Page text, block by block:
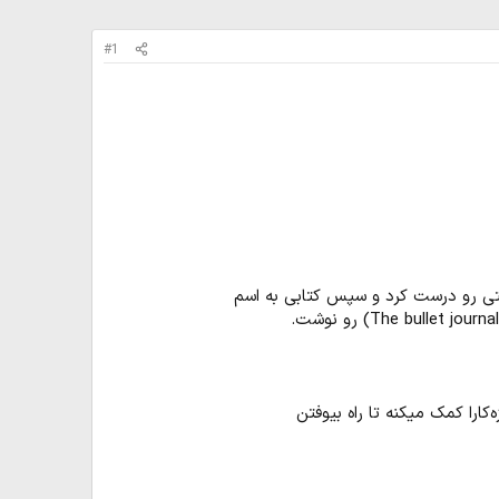
#1
کمک میکنه تا راه بیوفتن